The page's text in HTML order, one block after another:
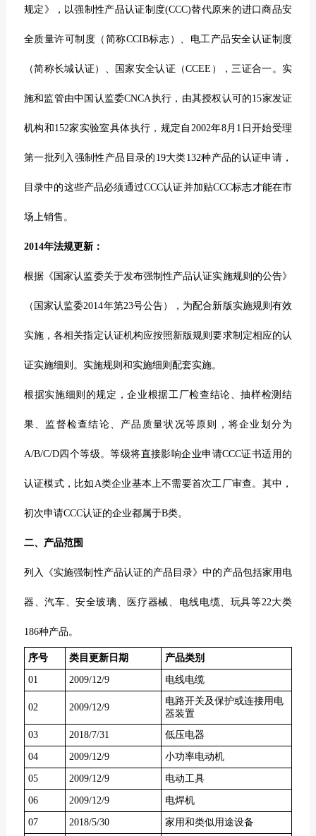
规定》，以强制性产品认证制度(CCC)替代原来的进口商品安
全质量许可制度（简称CCIB标志）、电工产品安全认证制度
（简称长城认证）、国家安全认证（CCEE），三证合一。实
施和监管由中国认监委CNCA执行，由其授权认可的15家发证
机构和152家实验室具体执行，规定自2002年8月1日开始受理
第一批列入强制性产品目录的19大类132种产品的认证申请，
目录中的这些产品必须通过CCC认证并加贴CCC标志才能在市
场上销售。
2014年法规更新：
根据《国家认监委关于发布强制性产品认证实施规则的公告》
（国家认监委2014年第23号公告），为配合新版实施规则有效
实施，各相关指定认证机构应按照新版规则要求制定相应的认
证实施细则。实施规则和实施细则配套实施。
根据实施细则的规定，企业根据工厂检查结论、抽样检测结
果、监督检查结论、产品质量状况等原则，将企业划分为
A/B/C/D四个等级。等级将直接影响企业申请CCC证书适用的
认证模式，比如A类企业基本上不需要首次工厂审查。其中，
初次申请CCC认证的企业都属于B类。
二、产品范围
列入《实施强制性产品认证的产品目录》中的产品包括家用电
器、汽车、安全玻璃、医疗器械、电线电缆、玩具等22大类
186种产品。
序号 类目更新日期 产品类别
01 2009/12/9 电线电缆
02 2009/12/9
电路开关及保护或连接用电
器装置
03
2018/7/31 低压电器
04 2009/12/9 小功率电动机
05 2009/12/9 电动工具
06 2009/12/9 电焊机
07 2018/5/30 家用和类似用途设备